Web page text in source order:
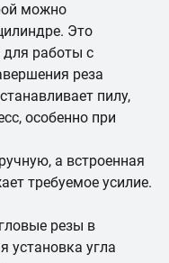
можно
Это
для работы с
реза
пилу,
особенно при
а встроенная
требуемое усилие.
резы в
установка угла